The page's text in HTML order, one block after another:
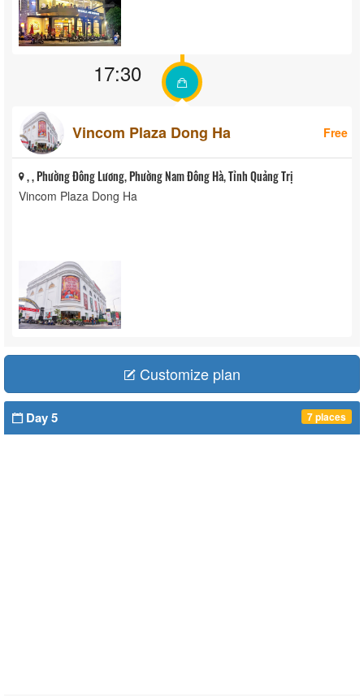
17:30
Vincom Plaza Dong Ha Free
, , Phường Đông Lương, Phường Nam Đông Hà, Tỉnh Quảng Trị
Vincom Plaza Dong Ha
Customize plan
Day 5 7 places